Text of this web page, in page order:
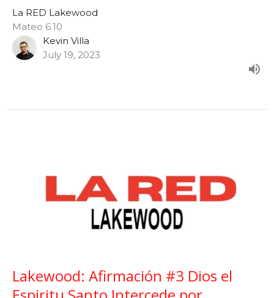
La RED Lakewood
Mateo 6.10
Kevin Villa
July 19, 2023
Lakewood: Afirmación #3 Dios el